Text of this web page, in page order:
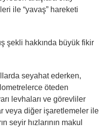
ile “yavaş” hareketi
şekli hakkında büyük fikir
seyahat ederken,
öteden
levhaları ve görevliler
veya diğer işaretlemeler ile
seyir hızlarının makul